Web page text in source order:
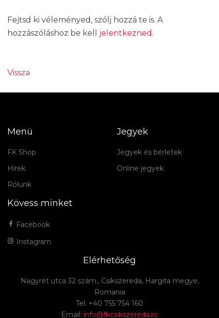
Fejtsd ki véleményed, szólj hozzá te is. A
hozzászóláshoz be kell jelentkezned .
Vissza
Menü
FK Shop
Hírek
Rólunk
Jegyek
Jegyek és bérletek
Online jegyek
Kövess minket
Facebook
Instagram
Elérhetőség
Nagyrét utca 32 szám., Csíkszereda, Hargita megye,
Romania
Tel: +40 755 754 160
Email: info@fkcsikszereda.ro